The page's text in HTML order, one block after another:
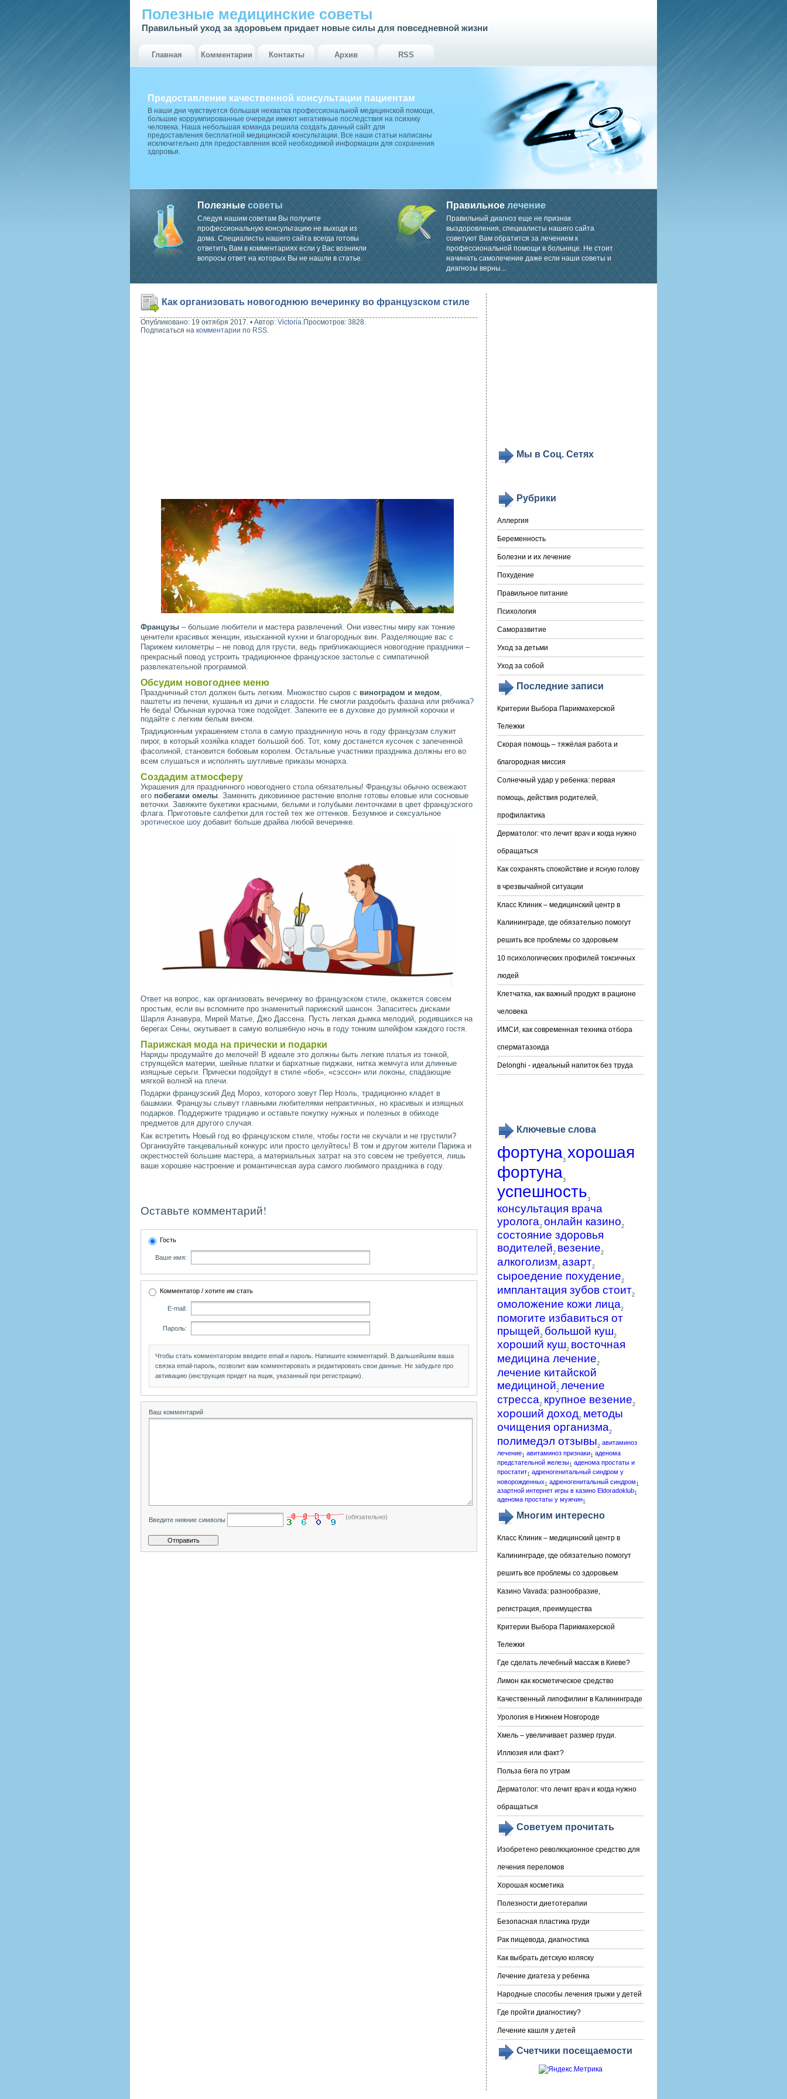
Полезные медицинские советы
Правильный уход за здоровьем придает новые силы для повседневной жизни
Главная Комментарии Контакты Архив RSS
Предоставление качественной консультации пациентам
В наши дни чувствуется большая нехватка профессиональной медицинской помощи,
большие коррумпированные очереди имеют негативные последствия на психику
человека. Наша небольшая команда решила создать данный сайт для
предоставления бесплатной медицинской консультации. Все наши статьи написаны
исключительно для предоставления всей необходимой информации для сохранения
здоровья.
Полезныесоветы
Следуя нашим советам Вы получите
профессиональную консультацию не выходя из
дома. Специалисты нашего сайта всегда готовы
ответить Вам в комментариях если у Вас возникли
вопросы ответ на которых Вы не нашли в статье.
Правильное лечение
Правильный диагноз еще не признак
выздоровления, специалисты нашего сайта
советуют Вам обратится за лечением к
профессиональной помощи в больнице. Не стоит
начинать самолечение даже если наши советы и
диагнозы верны...
Как организовать новогоднюю вечеринку во французском стиле
Опубликовано: 19 октября 2017. • Автор: Victoria.Просмотров: 3828.
Подписаться на комментарии по RSS.
Французы – большие любители и мастера развлечений. Они известны миру как тонкие
ценители красивых женщин, изысканной кухни и благородных вин. Разделяющие вас с
Парижем километры – не повод для грусти, ведь приближающиеся новогодние праздники –
прекрасный повод устроить традиционное французское застолье с симпатичной
развлекательной программой.
Обсудим новогоднее меню
Праздничный стол должен быть легким. Множество сыров с виноградом и медом,
паштеты из печени, кушанья из дичи и сладости. Не смогли раздобыть фазана или рябчика?
Не беда! Обычная курочка тоже подойдет. Запеките ее в духовке до румяной корочки и
подайте с легким белым вином.
Традиционным украшением стола в самую праздничную ночь в году французам служит
пирог, в который хозяйка кладет большой боб. Тот, кому достанется кусочек с запеченной
фасолиной, становится бобовым королем. Остальные участники праздника должны его во
всем слушаться и исполнять шутливые приказы монарха.
Создадим атмосферу
Украшения для праздничного новогоднего стола обязательны! Французы обычно освежают
его побегами омелы. Заменить диковинное растение вполне готовы еловые или сосновые
веточки. Завяжите букетики красными, белыми и голубыми ленточками в цвет французского
флага. Приготовьте салфетки для гостей тех же оттенков. Безумное и сексуальное
эротическое шоу добавит больше драйва любой вечеринке.
Ответ на вопрос, как организовать вечеринку во французском стиле, окажется совсем
простым, если вы вспомните про знаменитый парижский шансон. Запаситесь дисками
Шарля Азнавура, Мирей Матье, Джо Дассена. Пусть легкая дымка мелодий, родившихся на
берегах Сены, окутывает в самую волшебную ночь в году тонким шлейфом каждого гостя.
Парижская мода на прически и подарки
Наряды продумайте до мелочей! В идеале это должны быть легкие платья из тонкой,
струящейся материи, шейные платки и бархатные пиджаки, нитка жемчуга или длинные
изящные серьги. Прически подойдут в стиле «боб», «сэссон» или локоны, спадающие
мягкой волной на плечи.
Подарки французский Дед Мороз, которого зовут Пер Ноэль, традиционно кладет в
башмаки. Французы слывут главными любителями непрактичных, но красивых и изящных
подарков. Поддержите традицию и оставьте покупку нужных и полезных в обиходе
предметов для другого случая.
Как встретить Новый год во французском стиле, чтобы гости не скучали и не грустили?
Организуйте танцевальный конкурс или просто целуйтесь! В том и другом жители Парижа и
окрестностей большие мастера, а материальных затрат на это совсем не требуется, лишь
ваше хорошее настроение и романтическая аура самого любимого праздника в году.
Оставьте комментарий!
Гость
Ваше имя:
Комментатор / хотите им стать
E-mail:
Пароль:
Чтобы стать комментатором введите email и пароль. Напишите комментарий. В дальшейшем ваша
связка email-пароль, позволит вам комментировать и редактировать свои данные. Не забудьте про
активацию (инструкция придет на ящик, указанный при регистрации).
Ваш комментарий
Введите нижние символы (обязательно)
Мы в Соц. Сетях
Рубрики
Аллергия
Беременность
Болезни и их лечение
Похудение
Правильное питание
Психология
Саморазвитие
Уход за детьми
Уход за собой
Последние записи
Критерии Выбора Парикмахерской
Тележки
Скорая помощь – тяжёлая работа и
благородная миссия
Солнечный удар у ребенка: первая
помощь, действия родителей,
профилактика
Дерматолог: что лечит врач и когда нужно
обращаться
Как сохранять спокойствие и ясную голову
в чрезвычайной ситуации
Класс Клиник – медицинский центр в
Калининграде, где обязательно помогут
решить все проблемы со здоровьем
10 психологических профилей токсичных
людей
Клетчатка, как важный продукт в рационе
человека
ИМСИ, как современная техника отбора
сперматазоида
Delonghi - идеальный напиток без труда
Ключевые слова
фортуна3 хорошая
фортуна3
успешность3
консультация врача
уролога2 онлайн казино2
состояние здоровья
водителей2 везение2
алкоголизм2 азарт2
сыроедение похудение2
имплантация зубов стоит2
омоложение кожи лица2
помогите избавиться от
прыщей2 большой куш2
хороший куш2 восточная
медицина лечение2
лечение китайской
медициной2 лечение
стресса2 крупное везение2
хороший доход2 методы
очищения организма2
полимедэл отзывы2 авитаминоз
лечение1 авитаминоз признаки1 аденома
предстательной железы1 аденома простаты и
простатит1 адреногенитальный синдром у
новорожденных 1 адреногенитальный синдром 1
азартной интернет игры в казино Eldoradoklub1
аденома простаты у мужчин1
Многим интересно
Класс Клиник – медицинский центр в
Калининграде, где обязательно помогут
решить все проблемы со здоровьем
Казино Vavada: разнообразие,
регистрация, преимущества
Критерии Выбора Парикмахерской
Тележки
Где сделать лечебный массаж в Киеве?
Лимон как косметическое средство
Качественный липофилинг в Калининграде
Урология в Нижнем Новгороде
Хмель – увеличивает размер груди.
Иллюзия или факт?
Польза бега по утрам
Дерматолог: что лечит врач и когда нужно
обращаться
Советуем прочитать
Изобретено революционное средство для
лечения переломов
Хорошая косметика
Полезности диетотерапии
Безопасная пластика груди
Рак пищевода, диагностика
Как выбрать детскую коляску
Лечение диатеза у ребенка
Народные способы лечения грыжи у детей
Где пройти диагностику?
Лечение кашля у детей
Счетчики посещаемости